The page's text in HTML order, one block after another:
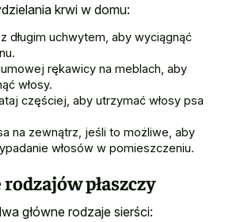
krwi w domu:
długim uchwytem, aby wyciągnąć
rękawicy na meblach, aby
włosy.
częściej, aby utrzymać włosy psa
na zewnątrz, jeśli to możliwe, aby
włosów w pomieszczeniu.
płaszczy
główne rodzaje sierści: